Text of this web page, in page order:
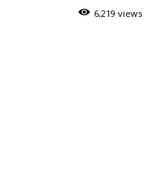
6,219 views